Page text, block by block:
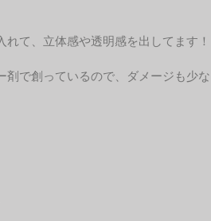
て、立体感や透明感を出してます！
剤で創っているので、ダメージも少